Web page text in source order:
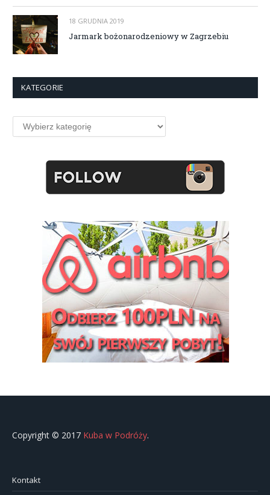
18 GRUDNIA 2019
Jarmark bożonarodzeniowy w Zagrzebiu
KATEGORIE
Kategorie
Copyright © 2017 Kuba w Podróży.
Kontakt